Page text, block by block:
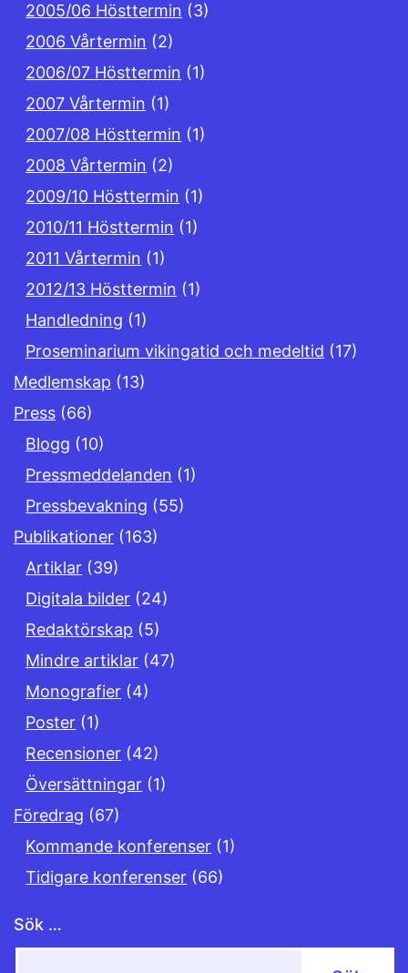
2005/06 Hösttermin (3)
2006 Vårtermin (2)
2006/07 Hösttermin (1)
2007 Vårtermin (1)
2007/08 Hösttermin (1)
2008 Vårtermin (2)
2009/10 Hösttermin (1)
2010/11 Hösttermin (1)
2011 Vårtermin (1)
2012/13 Hösttermin (1)
Handledning (1)
Proseminarium vikingatid och medeltid (17)
Medlemskap (13)
Press (66)
Blogg (10)
Pressmeddelanden (1)
Pressbevakning (55)
Publikationer (163)
Artiklar (39)
Digitala bilder (24)
Redaktörskap (5)
Mindre artiklar (47)
Monografier (4)
Poster (1)
Recensioner (42)
Översättningar (1)
Föredrag (67)
Kommande konferenser (1)
Tidigare konferenser (66)
Sök …